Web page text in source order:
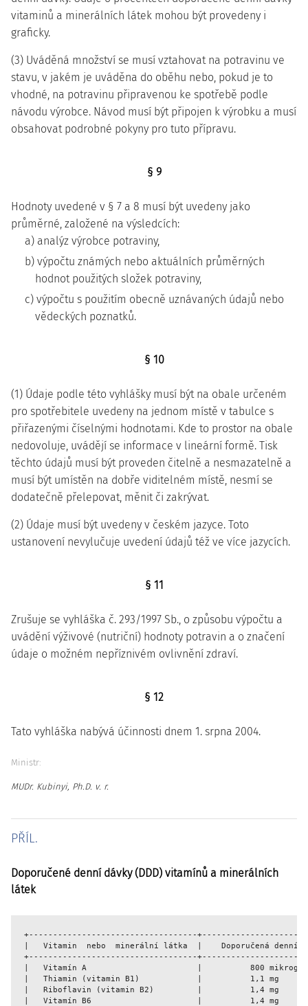
vitaminů a minerálních látek mohou být provedeny i
graficky.
(3) Uváděná množství se musí vztahovat na potravinu ve
stavu, v jakém je uváděna do oběhu nebo, pokud je to
vhodné, na potravinu připravenou ke spotřebě podle
návodu výrobce. Návod musí být připojen k výrobku a musí
obsahovat podrobné pokyny pro tuto přípravu.
§ 9
Hodnoty uvedené v § 7 a 8 musí být uvedeny jako
průměrné, založené na výsledcích:
a) analýz výrobce potraviny,
b) výpočtu známých nebo aktuálních průměrných
hodnot použitých složek potraviny,
c) výpočtu s použitím obecně uznávaných údajů nebo
vědeckých poznatků.
§ 10
(1) Údaje podle této vyhlášky musí být na obale určeném
pro spotřebitele uvedeny na jednom místě v tabulce s
přiřazenými číselnými hodnotami. Kde to prostor na obale
nedovoluje, uvádějí se informace v lineární formě. Tisk
těchto údajů musí být proveden čitelně a nesmazatelně a
musí být umístěn na dobře viditelném místě, nesmí se
dodatečně přelepovat, měnit či zakrývat.
(2) Údaje musí být uvedeny v českém jazyce. Toto
ustanovení nevylučuje uvedení údajů též ve více jazycích.
§ 11
Zrušuje se vyhláška č. 293/1997 Sb., o způsobu výpočtu a
uvádění výživové (nutriční) hodnoty potravin a o značení
údaje o možném nepříznivém ovlivnění zdraví.
§ 12
Tato vyhláška nabývá účinnosti dnem 1. srpna 2004.
Ministr:
MUDr. Kubinyi, Ph.D. v. r.
PŘÍL.
Doporučené denní dávky (DDD) vitamínů a minerálních
látek
|   Vitamin  nebo  minerální látka  |    Doporučená denní
|   Vitamín A                       |          800 mikrog
|   Thiamin (vitamin B1)            |          1,1 mg
|   Riboflavin (vitamin B2)         |          1,4 mg
|   Vitamín B6                      |          1,4 mg